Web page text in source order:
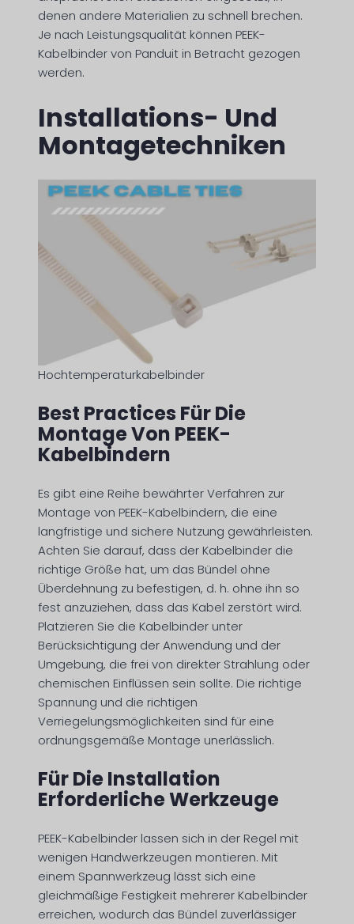
denen andere Materialien zu schnell brechen.
Je nach Leistungsqualität können PEEK-
Kabelbinder von Panduit in Betracht gezogen
werden.
Installations- Und
Montagetechniken
Hochtemperaturkabelbinder
Best Practices Für Die
Montage Von PEEK-
Kabelbindern
Es gibt eine Reihe bewährter Verfahren zur
Montage von PEEK-Kabelbindern, die eine
langfristige und sichere Nutzung gewährleisten.
Achten Sie darauf, dass der Kabelbinder die
richtige Größe hat, um das Bündel ohne
Überdehnung zu befestigen, d. h. ohne ihn so
fest anzuziehen, dass das Kabel zerstört wird.
Platzieren Sie die Kabelbinder unter
Berücksichtigung der Anwendung und der
Umgebung, die frei von direkter Strahlung oder
chemischen Einflüssen sein sollte. Die richtige
Spannung und die richtigen
Verriegelungsmöglichkeiten sind für eine
ordnungsgemäße Montage unerlässlich.
Für Die Installation
Erforderliche Werkzeuge
PEEK-Kabelbinder lassen sich in der Regel mit
wenigen Handwerkzeugen montieren. Mit
einem Spannwerkzeug lässt sich eine
gleichmäßige Festigkeit mehrerer Kabelbinder
erreichen, wodurch das Bündel zuverlässiger